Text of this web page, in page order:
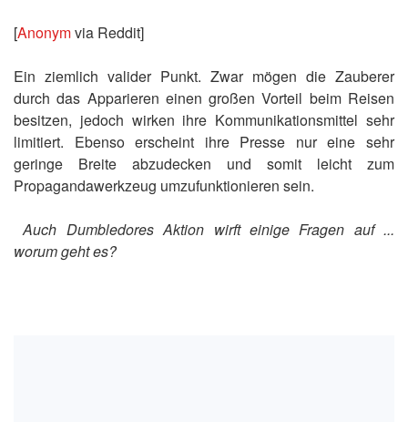
[Anonymvia Reddit]
Ein ziemlich valider Punkt. Zwar mögen die Zauberer
durch das Apparieren einen großen Vorteil beim Reisen
besitzen, jedoch wirken ihre Kommunikationsmittel sehr
limitiert. Ebenso erscheint ihre Presse nur eine sehr
geringe Breite abzudecken und somit leicht zum
Propagandawerkzeug umzufunktionieren sein.
Auch Dumbledores Aktion wirft einige Fragen auf ...
worum geht es?